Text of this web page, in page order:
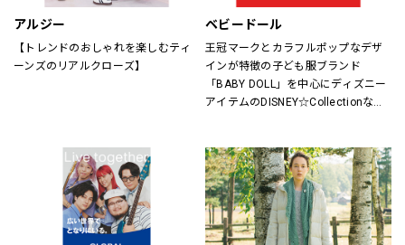
アルジー
【トレンドのおしゃれを楽しむティ
ーンズのリアルクローズ】
ベビードール
王冠マークとカラフルポップなデザ
インが特徴の子ども服ブランド
「BABY DOLL」を中心にディズニー
アイテムのDISNEY☆Collectionなど
は150cmまで、大人はXLサイズまで
取り揃えているので、ご家族で楽し
めるペアアイテムもラインナップし
たファミリーカジュアルブランドで
す。